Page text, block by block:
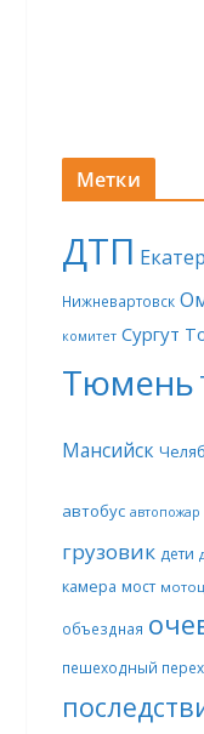
Метки
ДТП
Нижневартовск
комитет Сургут
Тюмень
Мансийск
автобус автопожар
грузовик дети
камера мост
объездная
пешеходный